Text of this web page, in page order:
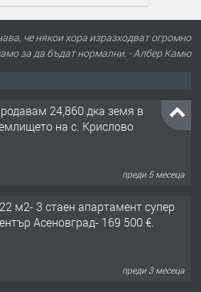
че някои хора изразходват огромно
за да бъдат нормални. - Албер Камю
24,860 дка земя в
на с. Крислово
преди 5 месеца
м2- 3 стаен апартамент супер
Асеновград- 169 500 €.
преди 3 месеца